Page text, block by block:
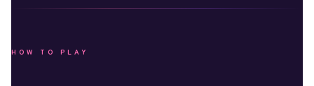
HOW TO PLAY